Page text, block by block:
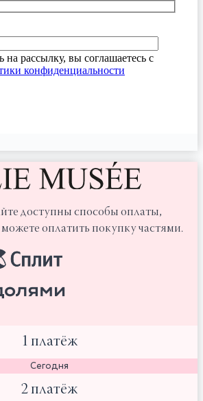
на рассылку, вы соглашаетесь с
конфиденциальности
доступны способы оплаты,
оплатить покупку частями.
1 платёж
Сегодня
2 платёж